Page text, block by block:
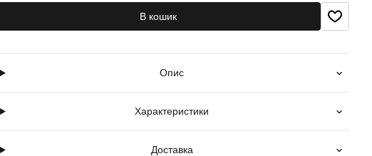
В кошик
Опис
Характеристики
Доставка